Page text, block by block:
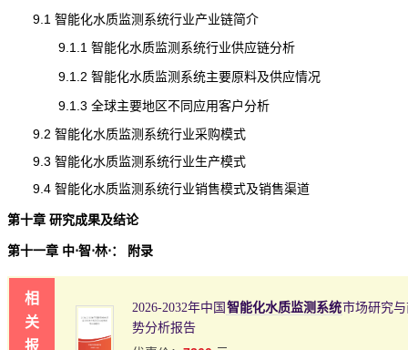
9.1 智能化水质监测系统行业产业链简介
9.1.1 智能化水质监测系统行业供应链分析
9.1.2 智能化水质监测系统主要原料及供应情况
9.1.3 全球主要地区不同应用客户分析
9.2 智能化水质监测系统行业采购模式
9.3 智能化水质监测系统行业生产模式
9.4 智能化水质监测系统行业销售模式及销售渠道
第十章 研究成果及结论
第十一章 中⋅智⋅林⋅： 附录
相
关
报
2026-2032年中国 智能化水质监测系统市场研究
势分析报告